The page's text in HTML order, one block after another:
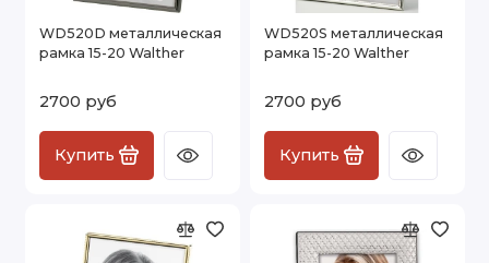
WD520D металлическая
рамка 15-20 Walther
2700 руб
Купить
WD520S металлическая
рамка 15-20 Walther
2700 руб
Купить